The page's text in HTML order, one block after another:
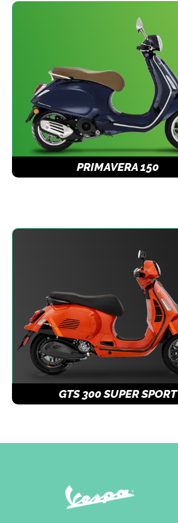
PRIMAVERA 150
GTS 300 SUPER SPORT